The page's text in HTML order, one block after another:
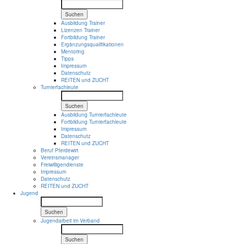
Suchen
Ausbildung Trainer
Lizenzen Trainer
Fortbildung Trainer
Ergänzungsqualifikationen
Mentoring
Tipps
Impressum
Datenschutz
REITEN und ZUCHT
Turnierfachleute
Suchen
Ausbildung Turnierfachleute
Fortbildung Turnierfachleute
Impressum
Datenschutz
REITEN und ZUCHT
Beruf Pferdewirt
Vereinsmanager
Freiwilligendienste
Impressum
Datenschutz
REITEN und ZUCHT
Jugend
Suchen
Jugendarbeit im Verband
Suchen